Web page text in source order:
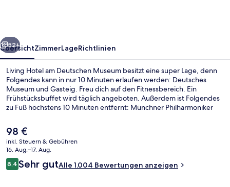
Weiter
52+
ÜbersichtZimmerLageRichtlinien
Living Hotel am Deutschen Museum besitzt eine super Lage, denn
Folgendes kann in nur 10 Minuten erlaufen werden: Deutsches
Museum und Gasteig. Freu dich auf den Fitnessbereich. Ein
Frühstücksbuffet wird täglich angeboten. Außerdem ist Folgendes
zu Fuß höchstens 10 Minuten entfernt: Münchner Philharmoniker
Personal. Die Unterkunft ist nur einen kurzen Fußmarsch von den
öffentlichen Verkehrsmitteln entfernt: Zur U-Bahn läuft man 5
Minuten (Bahnhof Rosenheimer Platz) bzw. 8 Minuten
(Straßenbahnhaltestelle Regerplatz).
Der
aktuelle
Preis
beträgt
98 €.
98 €
inkl. Steuern & Gebühren
16. Aug.–17. Aug.
Bewertungen
8,48,4 von 10.
Sehr gutAlle 1.004 Bewertungen anzeigen